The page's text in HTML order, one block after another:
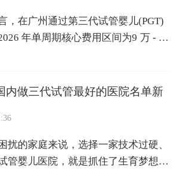
，在广州通过第三代试管婴儿(PGT)
年单周期核心费用区间为9 万 - 16
院主流花费集中在10 万 - 12 万元，
内做三代试管最好的医院名单新
扰的家庭来说，选择一家技术过硬、
管婴儿医院，就是抓住了生育梦想的